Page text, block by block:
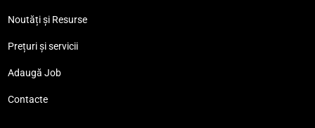
Noutăți și Resurse
Prețuri și servicii
Adaugă Job
Contacte